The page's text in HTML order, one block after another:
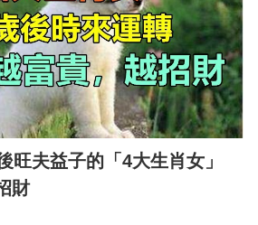
旺夫益子的「4大生肖女」
財